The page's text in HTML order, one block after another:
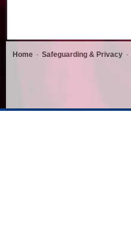
Home Safeguarding & Privacy